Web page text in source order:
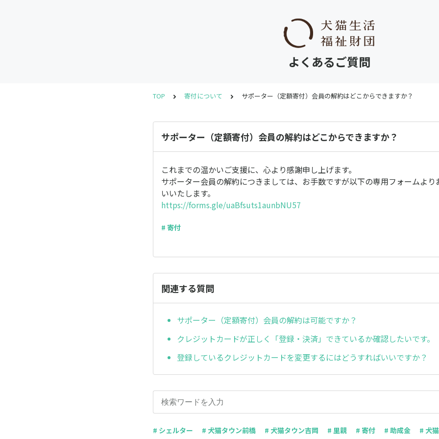
よくあるご質問
TOP 寄付について サポーター（定額寄付）会員の解約はどこからできますか？
サポーター（定額寄付）会員の解約はどこからできますか？
これまでの温かいご支援に、心より感謝申し上げます。
サポーター会員の解約につきましては、お手数ですが以下の専用フォームより
いいたします。
https://forms.gle/uaBfsuts1aunbNU57
# 寄付
関連する質問
サポーター（定額寄付）会員の解約は可能ですか？
クレジットカードが正しく「登録・決済」できているか確認したいです。
登録しているクレジットカードを変更するにはどうすればいいですか？
# シェルター # 犬猫タウン前橋 # 犬猫タウン吉岡 # 里親 # 寄付 # 助成金 # 犬